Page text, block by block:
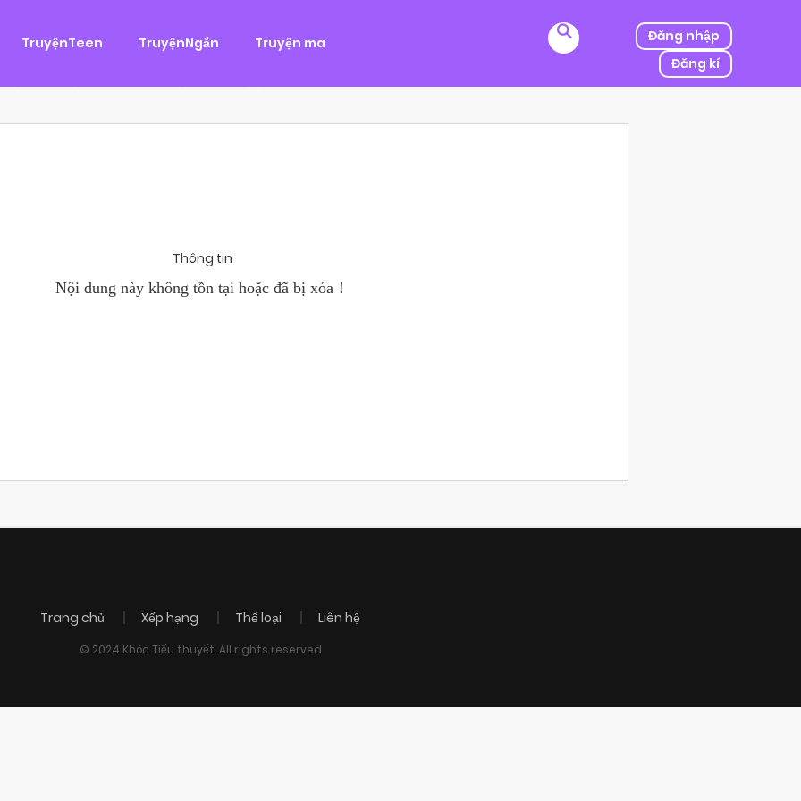
TruyệnTeen TruyệnNgắn Truyện ma
Đăng nhập
Đăng kí
Tình Cảm
Hùng, một tên cướp biển chân chính. Cho đến một ngày, cô bị kẻ thù của ba mình bắt cóc, người được mệnh danh
Chánh Uy săn lùng ba của Nhã Thụy và...
Thông tin
Nội dung này không tồn tại hoặc đã bị xóa！
Trang chủ Xếp hạng Thể loại Liên hệ
© 2024 Khóc Tiểu thuyết. All rights reserved